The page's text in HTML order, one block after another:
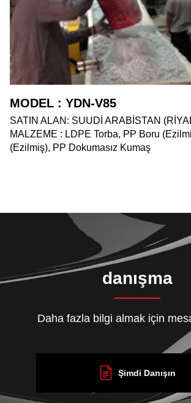
MODEL : YDN-V85
SATIN ALAN: SUUDİ ARABİSTAN
MALZEME : LDPE Torba, PP Boru
(Ezilmiş), PP Dokumasız Kumaş
danışma
Daha fazla bilgi almak için
Şimdi Danışın